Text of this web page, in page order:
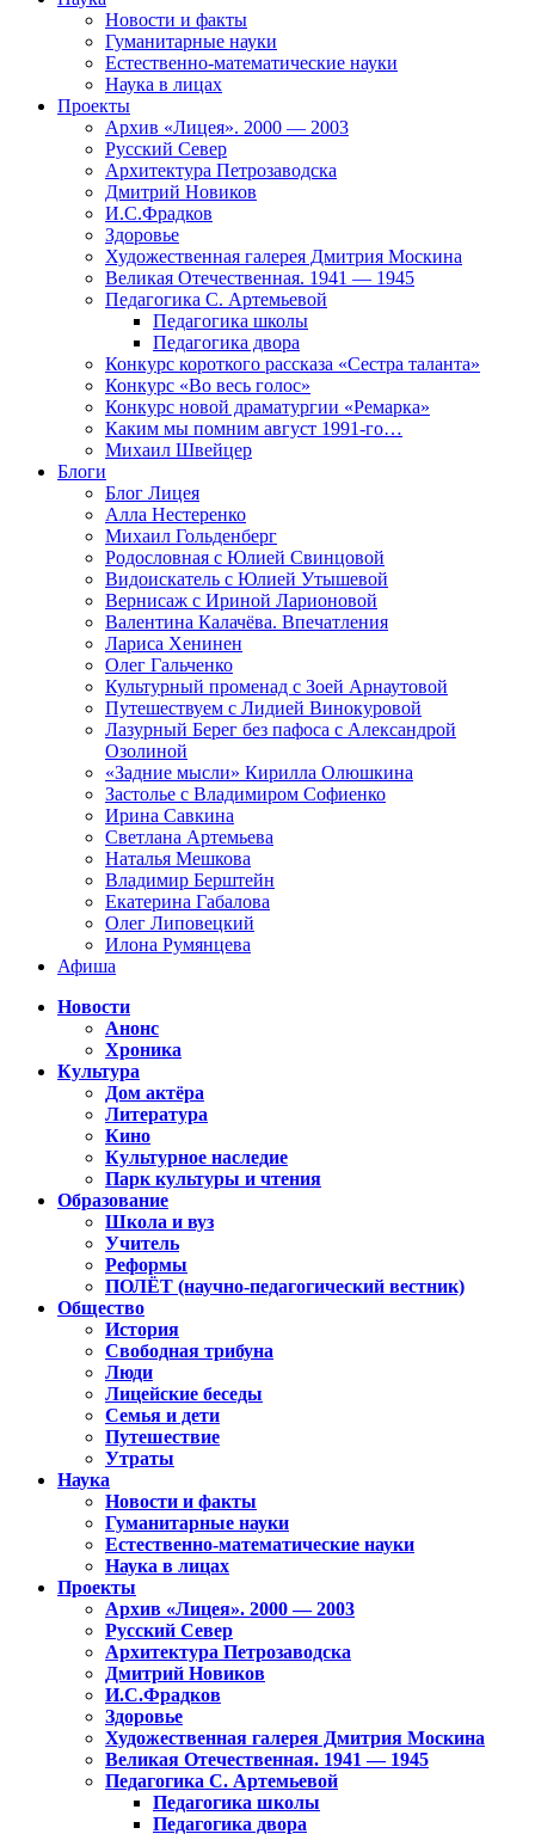
Новости и факты
Гуманитарные науки
Естественно-математические науки
Наука в лицах
Проекты
Архив «Лицея». 2000 — 2003
Русский Север
Архитектура Петрозаводска
Дмитрий Новиков
И.С.Фрадков
Здоровье
Художественная галерея Дмитрия Москина
Великая Отечественная. 1941 — 1945
Педагогика С. Артемьевой
Педагогика школы
Педагогика двора
Конкурс короткого рассказа «Сестра таланта»
Конкурс «Во весь голос»
Конкурс новой драматургии «Ремарка»
Каким мы помним август 1991-го…
Михаил Швейцер
Блоги
Блог Лицея
Алла Нестеренко
Михаил Гольденберг
Родословная с Юлией Свинцовой
Видоискатель с Юлией Утышевой
Вернисаж с Ириной Ларионовой
Валентина Калачёва. Впечатления
Лариса Хенинен
Олег Гальченко
Культурный променад с Зоей Арнаутовой
Путешествуем с Лидией Винокуровой
Лазурный Берег без пафоса с Александрой
Озолиной
«Задние мысли» Кирилла Олюшкина
Застолье с Владимиром Софиенко
Ирина Савкина
Светлана Артемьева
Наталья Мешкова
Владимир Берштейн
Екатерина Габалова
Олег Липовецкий
Илона Румянцева
Афиша
Новости
Анонс
Хроника
Культура
Дом актёра
Литература
Кино
Культурное наследие
Парк культуры и чтения
Образование
Школа и вуз
Учитель
Реформы
ПОЛЁТ (научно-педагогический вестник)
Общество
История
Свободная трибуна
Люди
Лицейские беседы
Семья и дети
Путешествие
Утраты
Наука
Новости и факты
Гуманитарные науки
Естественно-математические науки
Наука в лицах
Проекты
Архив «Лицея». 2000 — 2003
Русский Север
Архитектура Петрозаводска
Дмитрий Новиков
И.С.Фрадков
Здоровье
Художественная галерея Дмитрия Москина
Великая Отечественная. 1941 — 1945
Педагогика С. Артемьевой
Педагогика школы
Педагогика двора